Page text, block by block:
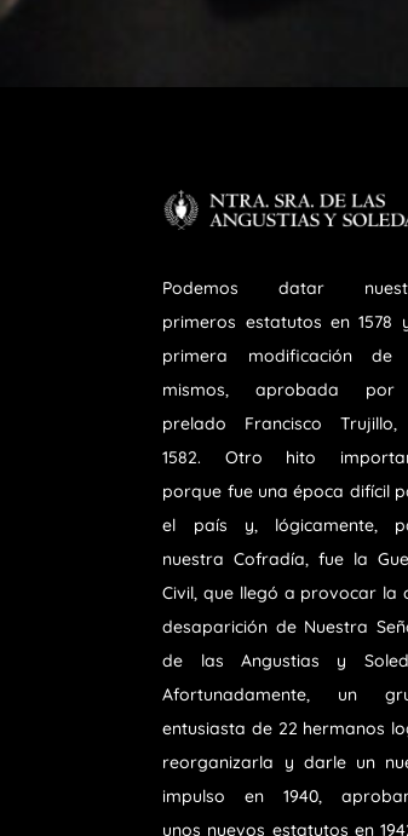
Podemos datar
primeros estatutos en 1578
primera modificación de
mismos, aprobada
prelado Francisco
1582. Otro hito
porque fue una época difícil
el país y, lógicamente,
nuestra Cofradía, fue la
Civil, que llegó a provocar la
desaparición de Nuestra
de las Angustias y
Afortunadamente, un
entusiasta de 22 hermanos
reorganizarla y darle un
impulso en 1940,
unos nuevos estatutos en